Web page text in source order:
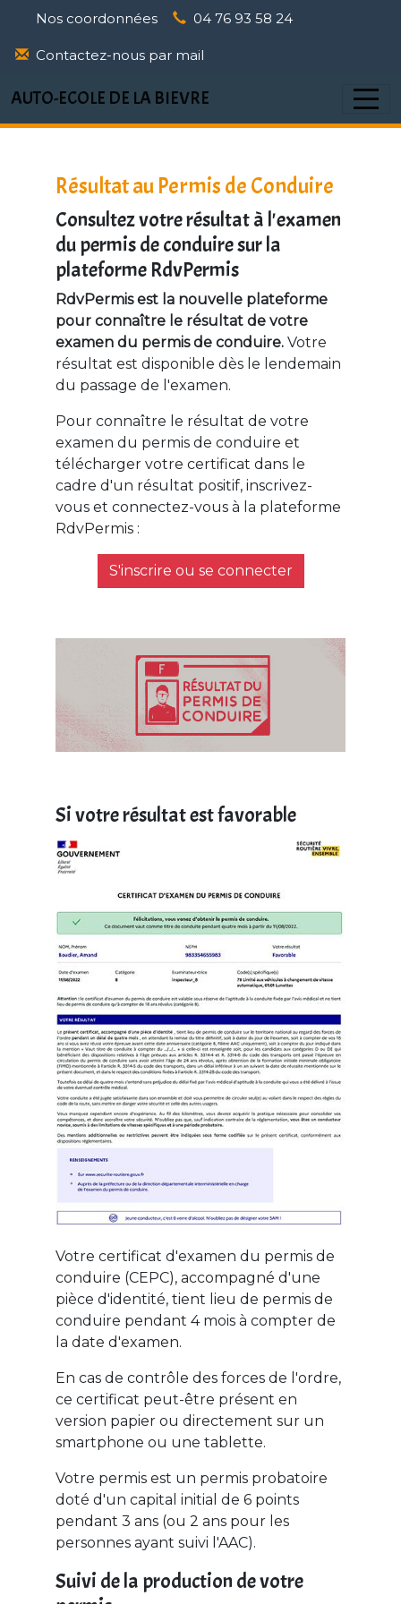
Panneau de gestion des cookies
Nos coordonnées 04 76 93 58 24
Contactez-nous par mail
AUTO-ECOLE DE LA BIEVRE
Résultat au Permis de Conduire
Consultez votre résultat à l'examen
du permis de conduire sur la
plateforme RdvPermis
RdvPermis est la nouvelle plateforme
pour connaître le résultat de votre
examen du permis de conduire. Votre
résultat est disponible dès le lendemain
du passage de l'examen.
Pour connaître le résultat de votre
examen du permis de conduire et
télécharger votre certificat dans le
cadre d'un résultat positif, inscrivez-
vous et connectez-vous à la plateforme
RdvPermis :
S'inscrire ou se connecter
Si votre résultat est favorable
Votre certificat d'examen du permis de
conduire (CEPC), accompagné d'une
pièce d'identité, tient lieu de permis de
conduire pendant 4 mois à compter de
la date d'examen.
En cas de contrôle des forces de l'ordre,
ce certificat peut-être présent en
version papier ou directement sur un
smartphone ou une tablette.
Votre permis est un permis probatoire
doté d'un capital initial de 6 points
pendant 3 ans (ou 2 ans pour les
personnes ayant suivi l'AAC).
Suivi de la production de votre